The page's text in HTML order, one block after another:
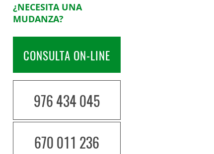
¿NECESITA UNA
MUDANZA?
CONSULTA ON-LINE
976 434 045
670 011 236